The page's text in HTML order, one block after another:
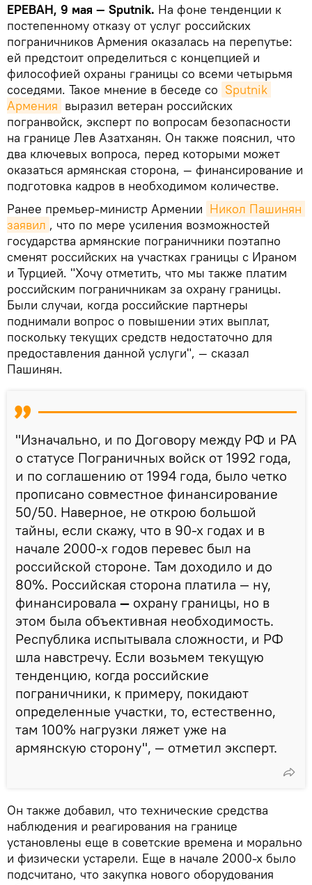
ЕРЕВАН, 9 мая — Sputnik. На фоне тенденции к
постепенному отказу от услуг российских
пограничников Армения оказалась на перепутье:
ей предстоит определиться с концепцией и
философией охраны границы со всеми четырьмя
соседями. Такое мнение в беседе со Sputnik
Армения выразил ветеран российских
погранвойск, эксперт по вопросам безопасности
на границе Лев Азатханян. Он также пояснил, что
два ключевых вопроса, перед которыми может
оказаться армянская сторона, — финансирование и
подготовка кадров в необходимом количестве.
Ранее премьер-министр Армении Никол Пашинян
заявил , что по мере усиления возможностей
государства армянские пограничники поэтапно
сменят российских на участках границы с Ираном
и Турцией. "Хочу отметить, что мы также платим
российским пограничникам за охрану границы.
Были случаи, когда российские партнеры
поднимали вопрос о повышении этих выплат,
поскольку текущих средств недостаточно для
предоставления данной услуги", — сказал
Пашинян.
"Изначально, и по Договору между РФ и РА
о статусе Пограничных войск от 1992 года,
и по соглашению от 1994 года, было четко
прописано совместное финансирование
50/50. Наверное, не открою большой
тайны, если скажу, что в 90-х годах и в
начале 2000-х годов перевес был на
российской стороне. Там доходило и до
80%. Российская сторона платила — ну,
финансировала — охрану границы, но в
этом была объективная необходимость.
Республика испытывала сложности, и РФ
шла навстречу. Если возьмем текущую
тенденцию, когда российские
пограничники, к примеру, покидают
определенные участки, то, естественно,
там 100% нагрузки ляжет уже на
армянскую сторону", — отметил эксперт.
Он также добавил, что технические средства
наблюдения и реагирования на границе
установлены еще в советские времена и морально
и физически устарели. Еще в начале 2000-х было
подсчитано, что закупка нового оборудования